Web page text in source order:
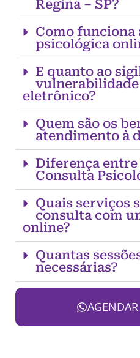
Regina – SP?
Como funciona
psicológica
E quanto ao
vulnerabilidade
eletrônico?
Quem são os
atendimento à
Diferença
Consulta
Quais serviços
consulta com
online?
Quantas
necessárias?